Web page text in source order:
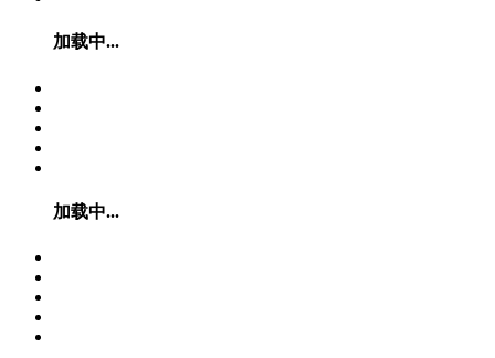
加载中...
加载中...